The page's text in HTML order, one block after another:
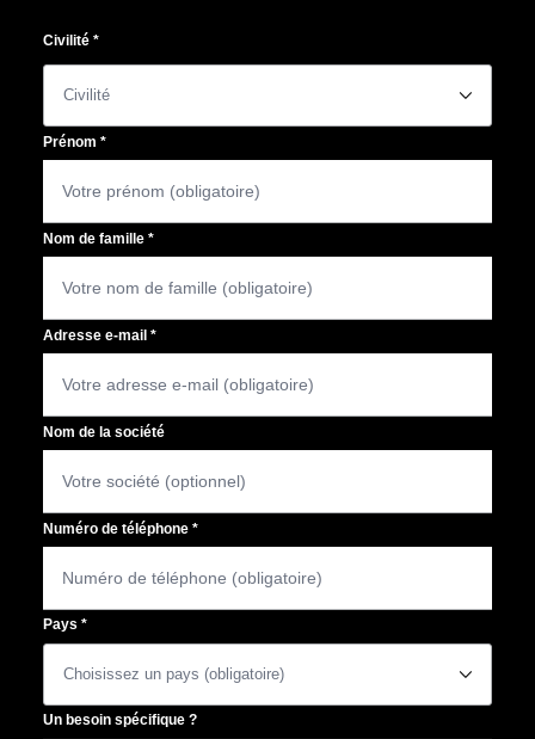
Civilité *
􀆈
Prénom *
Nom de famille *
Adresse e-mail *
Nom de la société
Numéro de téléphone *
Pays *
􀆈
Un besoin spécifique ?